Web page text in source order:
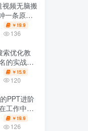
视频无脑搬
一条原创
超简单
￥ 19.9
136
索优化教
的实战技
￥ 15.9
120
PPT进阶
工作中用
竞争力
￥ 19.9
126